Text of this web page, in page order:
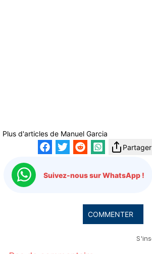
Plus d'articles de Manuel Garcia
Partager
Suivez-nous sur WhatsApp !
COMMENTER